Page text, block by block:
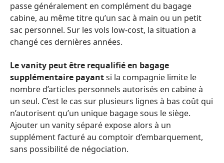
passe généralement en complément du bagage
cabine, au même titre qu’un sac à main ou un petit
sac personnel. Sur les vols low-cost, la situation a
changé ces dernières années.
Le vanity peut être requalifié en bagage
supplémentaire payantsi la compagnie limite le
nombre d’articles personnels autorisés en cabine à
un seul. C’est le cas sur plusieurs lignes à bas coût qui
n’autorisent qu’un unique bagage sous le siège.
Ajouter un vanity séparé expose alors à un
supplément facturé au comptoir d’embarquement,
sans possibilité de négociation.